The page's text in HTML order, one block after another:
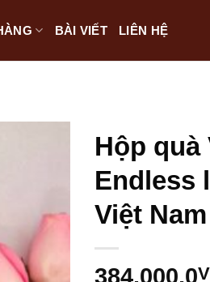
BÀI VIẾT LIÊN HỆ
Hộp quà
Endless
Việt
384.000,0